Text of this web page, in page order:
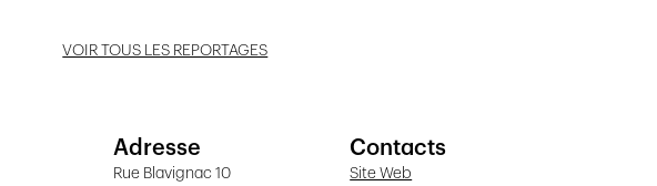
VOIR TOUS LES REPORTAGES
Adresse
Rue Blavignac 10
Contacts
Site Web